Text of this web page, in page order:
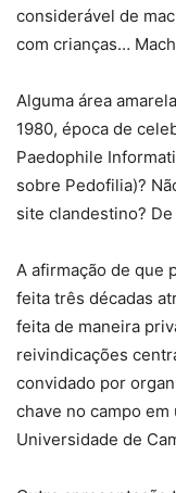
considerável de
com crianças…
Alguma área
1980, época de
Paedophile
sobre Pedofilia)?
site clandestino?
A afirmação de que
feita três décadas
feita de maneira
reivindicações
convidado por
chave no campo
Universidade de